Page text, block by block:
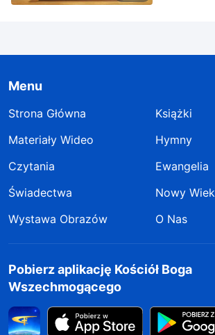
Menu
Strona Główna
Książki
Materiały Wideo
Hymny
Czytania
Ewangelia
Świadectwa
Nowy Wiek
Wystawa Obrazów
O Nas
Pobierz aplikację Kościół Boga
Wszechmogącego